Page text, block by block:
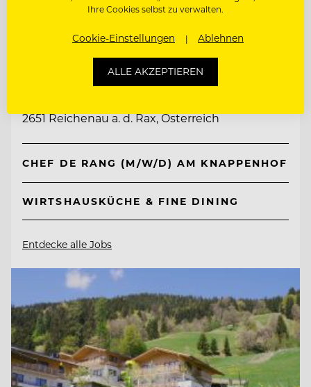
Knappenhof
2651 Reichenau a. d. Rax, Österreich
CHEF DE RANG (M/W/D) AM KNAPPENHOF
WIRTSHAUSKÜCHE & FINE DINING
Entdecke alle Jobs
Ihre Cookies selbst zu verwalten.
Cookie-Einstellungen Ablehnen
ALLE AKZEPTIEREN